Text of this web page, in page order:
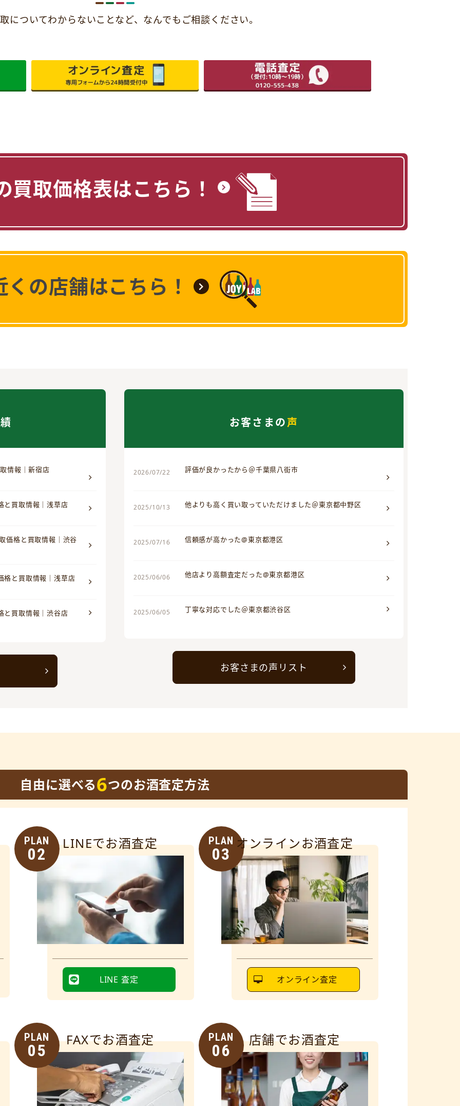
についてわからないことなど、 なんでもご相談ください。
買取価格表はこちら！
くの店舗はこちら！
情報｜新宿店
と買取情報｜浅草店
価格と買取情報｜渋谷
格と買取情報｜浅草店
と買取情報｜渋谷店
お客さまの声
2026/07/22 評価が良かったから＠千葉県八街市
2025/10/13 他よりも高く買い取っていただけました＠東京都中野区
2025/07/16 信頼感が高かった@東京都港区
2025/06/06 他店より高額査定だった@東京都港区
2025/06/05 丁寧な対応でした＠東京都渋谷区
お客さまの声リスト
自由に選べる6つのお酒査定方法
PLAN
02
LINEでお酒査定
LINE 査定
PLAN
03
オンラインお酒査定
オンライン査定
PLAN
05
FAXでお酒査定 PLAN
06
店舗でお酒査定